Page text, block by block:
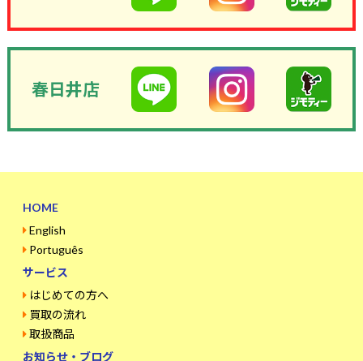
春日井店
HOME
English
Português
サービス
はじめての方へ
買取の流れ
取扱商品
お知らせ・ブログ